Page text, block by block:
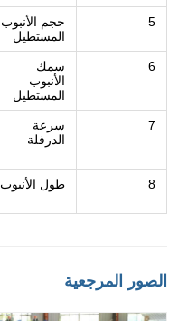
5
حجم الأنبوب
المستطيل
6
سمك
الأنبوب
المستطيل
7
سرعة
الدرفلة
8 طول الأنبوب
الصور المرجعية